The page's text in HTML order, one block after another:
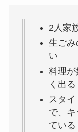
2人家
生ごみ
い
料理が
く出る
スタイ
で、キ
ている